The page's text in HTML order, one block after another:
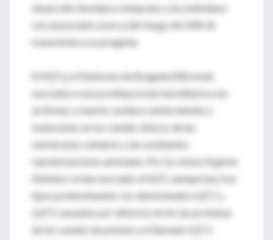
desarrollo fenotípico temprano y los individuos
son asesorados acerca del riesgo del 50% de
transmisión a su progenie.
El SQTLy el Síndrome de Brugada (SB) están
asociados a una predisposición hereditaria a las
arritmias y muerte cardíaca súbita debido a
mutaciones en los canales iónicos de las
membranas celulares y las resultantes
repolarizaciones anómalas. Por los menos 8 genes
distintos se han asociado al SQTL aunque hay tres
tipos predominantes: los denominados LQT1 y
LQT2 causados por defectos en los las proteínas
de los canales de potasio y el llamado LQT3